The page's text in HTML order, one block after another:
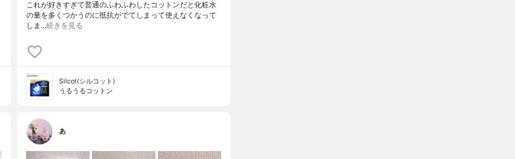
これが好きすぎて普通のふわふわしたコットンだと化粧水
の量を多くつかうのに抵抗がでてしまって使えなくなって
しま…続きを見る
Silcot(シルコット)
うるうるコットン
あ